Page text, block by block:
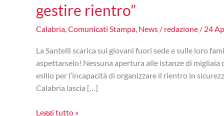
gestire rientro”
Calabria Comunicati Stampa News / redazione / 24
La Santelli scarica sui giovani fuori sede e sulle loro
aspettarselo! Nessuna apertura alle istanze di
esilio per l’incapacità di organizzare il rientro in
Calabria lascia […]
MDC
Leggi tutto »